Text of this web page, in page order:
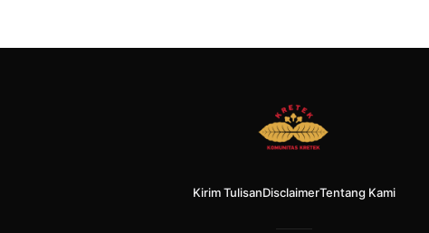
Kirim TulisanDisclaimerTentang Kami